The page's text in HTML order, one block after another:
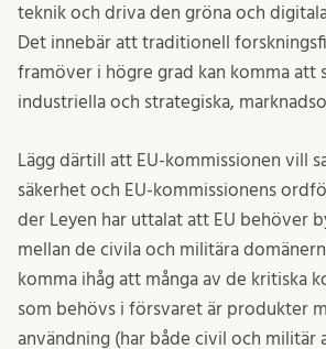
teknik och driva den gröna och
Det innebär att traditionell
framöver i högre grad kan komma att
industriella och strategiska,
Lägg därtill att EU-kommissionen vill
säkerhet och EU-kommissionens
der Leyen har uttalat att EU behöver
mellan de civila och militära
komma ihåg att många av de kritiska
som behövs i försvaret är produkter
användning (har både civil och militär